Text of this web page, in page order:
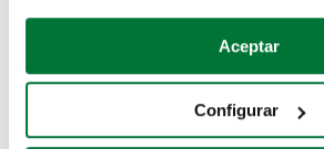
Si lo permite, también quisiéramos:
Recopilar información sobre su
Identificar su dispositivo
Aceptar
Configurar
Coches de segunda mano
Coches de km0